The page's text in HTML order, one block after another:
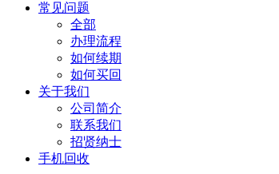
常见问题
全部
办理流程
如何续期
如何买回
关于我们
公司简介
联系我们
招贤纳士
手机回收